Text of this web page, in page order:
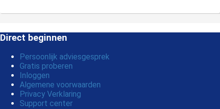
Direct beginnen
Persoonlijk adviesgesprek
Gratis proberen
Inloggen
Algemene voorwaarden
Privacy Verklaring
Support center